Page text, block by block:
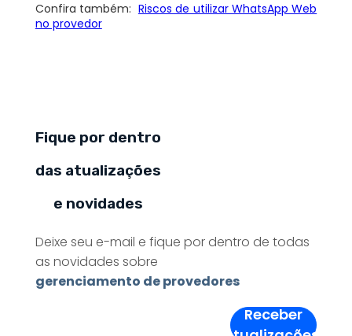
Confira também: Riscos de utilizar WhatsApp Web
no provedor
Fique por dentro
das atualizações
e novidades
Deixe seu e-mail e fique por dentro de todas
as novidades sobre
gerenciamento de provedores
Receber